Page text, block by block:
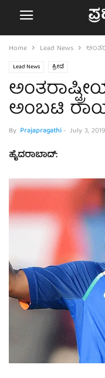
Home Lead News
Lead News ಕ್ರೀಡೆ
ಅಂಬಟಿ
By Prajapragathi- July 3, 2019
ಹೈದರಾಬಾದ್: